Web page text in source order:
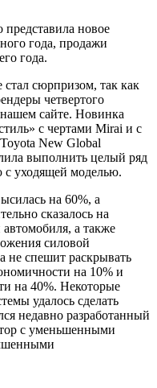
новое
года, продажи
года.
сюрпризом, так как
четвертого
сайте. Новинка
с чертами Mirai и с
New Global
выполнить целый ряд
с уходящей моделью.
на 60%, а
сказалось на
а также
силовой
не спешит раскрывать
на 10% и
на 40%. Некоторые
удалось сделать
недавно разработанный
с уменьшенными